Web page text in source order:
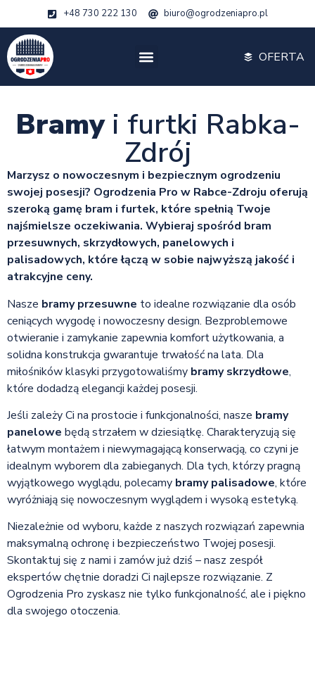
+48 730 222 130 biuro@ogrodzeniapro.pl
OFERTA
Bramy i furtki Rabka-
Zdrój
Marzysz o nowoczesnym i bezpiecznym ogrodzeniu
swojej posesji? Ogrodzenia Pro w Rabce-Zdroju oferują
szeroką gamę bram i furtek, które spełnią Twoje
najśmielsze oczekiwania. Wybieraj spośród bram
przesuwnych, skrzydłowych, panelowych i
palisadowych, które łączą w sobie najwyższą jakość i
atrakcyjne ceny.
Nasze bramy przesuwne to idealne rozwiązanie dla osób
ceniących wygodę i nowoczesny design. Bezproblemowe
otwieranie i zamykanie zapewnia komfort użytkowania, a
solidna konstrukcja gwarantuje trwałość na lata. Dla
miłośników klasyki przygotowaliśmy bramy skrzydłowe,
które dodadzą elegancji każdej posesji.
Jeśli zależy Ci na prostocie i funkcjonalności, nasze bramy
panelowe będą strzałem w dziesiątkę. Charakteryzują się
łatwym montażem i niewymagającą konserwacją, co czyni je
idealnym wyborem dla zabieganych. Dla tych, którzy pragną
wyjątkowego wyglądu, polecamy bramy palisadowe, które
wyróżniają się nowoczesnym wyglądem i wysoką estetyką.
Niezależnie od wyboru, każde z naszych rozwiązań zapewnia
maksymalną ochronę i bezpieczeństwo Twojej posesji.
Skontaktuj się z nami i zamów już dziś – nasz zespół
ekspertów chętnie doradzi Ci najlepsze rozwiązanie. Z
Ogrodzenia Pro zyskasz nie tylko funkcjonalność, ale i piękno
dla swojego otoczenia.